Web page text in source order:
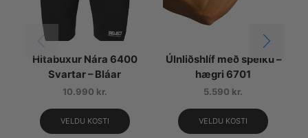
Hitabuxur Nára 6400
Svartar – Bláar
10.990 kr.
VELDU KOSTI
Úlnliðshlíf með spelku –
hægri 6701
5.590 kr.
VELDU KOSTI